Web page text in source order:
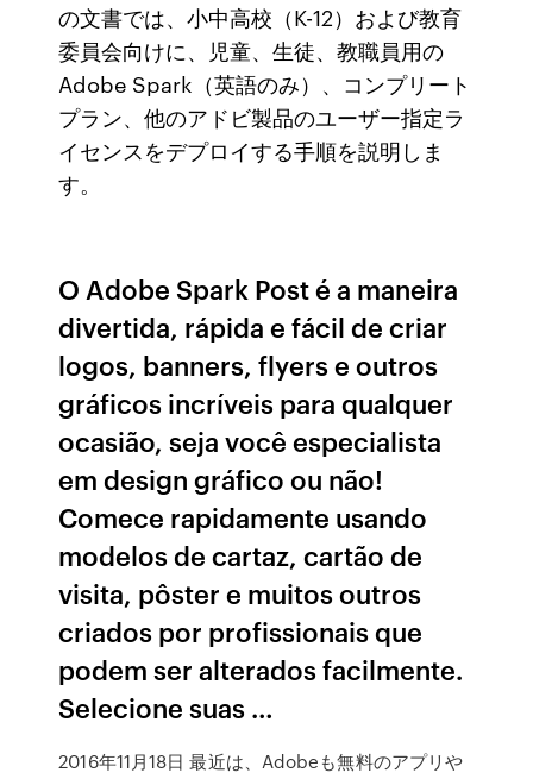
の文書では、小中高校（K-12）および教育
委員会向けに、児童、生徒、教職員用の
Adobe Spark（英語のみ）、コンプリート
プラン、他のアドビ製品のユーザー指定ラ
イセンスをデプロイする手順を説明しま
す。
O Adobe Spark Post é a maneira
divertida, rápida e fácil de criar
logos, banners, flyers e outros
gráficos incríveis para qualquer
ocasião, seja você especialista
em design gráfico ou não!
Comece rapidamente usando
modelos de cartaz, cartão de
visita, pôster e muitos outros
criados por profissionais que
podem ser alterados facilmente.
Selecione suas …
2016年11月18日 最近は、Adobeも無料のアプリや